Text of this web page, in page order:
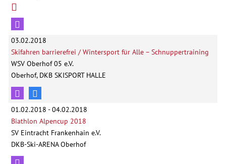
03.02.2018
Skifahren barrierefrei / Wintersport für Alle – Schnuppertraining
WSV Oberhof 05 e.V.
Oberhof, DKB SKISPORT HALLE
01.02.2018 - 04.02.2018
Biathlon Alpencup 2018
SV Eintracht Frankenhain e.V.
DKB-Ski-ARENA Oberhof